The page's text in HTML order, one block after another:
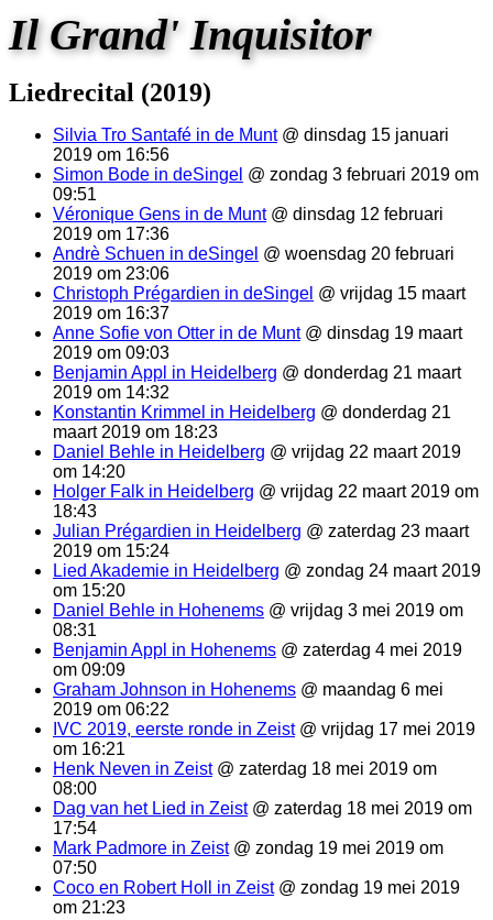
Il Grand' Inquisitor
Liedrecital (2019)
Silvia Tro Santafé in de Munt@ dinsdag 15 januari
2019 om 16:56
Simon Bode in deSingel @ zondag 3 februari 2019 om
09:51
Véronique Gens in de Munt@ dinsdag 12 februari
2019 om 17:36
Andrè Schuen in deSingel @ woensdag 20 februari
2019 om 23:06
Christoph Prégardien in deSingel @ vrijdag 15 maart
2019 om 16:37
Anne Sofie von Otter in de Munt@ dinsdag 19 maart
2019 om 09:03
Benjamin Appl in Heidelberg @ donderdag 21 maart
2019 om 14:32
Konstantin Krimmel in Heidelberg @ donderdag 21
maart 2019 om 18:23
Daniel Behle in Heidelberg @ vrijdag 22 maart 2019
om 14:20
Holger Falk in Heidelberg @ vrijdag 22 maart 2019 om
18:43
Julian Prégardien in Heidelberg @ zaterdag 23 maart
2019 om 15:24
Lied Akademie in Heidelberg @ zondag 24 maart 2019
om 15:20
Daniel Behle in Hohenems @ vrijdag 3 mei 2019 om
08:31
Benjamin Appl in Hohenems @ zaterdag 4 mei 2019
om 09:09
Graham Johnson in Hohenems @ maandag 6 mei
2019 om 06:22
IVC 2019, eerste ronde in Zeist@ vrijdag 17 mei 2019
om 16:21
Henk Neven in Zeist@ zaterdag 18 mei 2019 om
08:00
Dag van het Lied in Zeist@ zaterdag 18 mei 2019 om
17:54
Mark Padmore in Zeist@ zondag 19 mei 2019 om
07:50
Coco en Robert Holl in Zeist@ zondag 19 mei 2019
om 21:23